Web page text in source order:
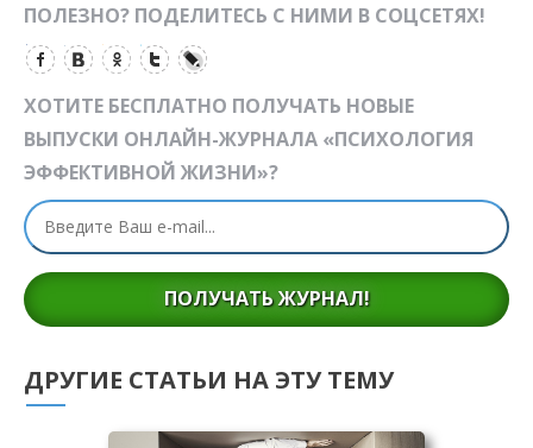
ПОЛЕЗНО? ПОДЕЛИТЕСЬ С НИМИ В СОЦСЕТЯХ!
ХОТИТЕ БЕСПЛАТНО ПОЛУЧАТЬ НОВЫЕ
ВЫПУСКИ ОНЛАЙН-ЖУРНАЛА «ПСИХОЛОГИЯ
ЭФФЕКТИВНОЙ ЖИЗНИ»?
ПОЛУЧАТЬ ЖУРНАЛ!
ДРУГИЕ СТАТЬИ НА ЭТУ ТЕМУ